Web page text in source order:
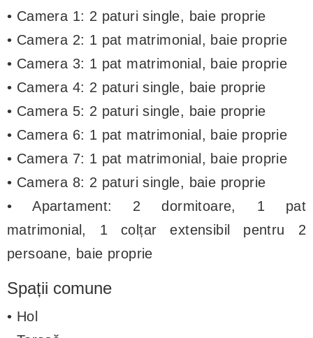
• Camera 1: 2 paturi single, baie proprie
• Camera 2: 1 pat matrimonial, baie proprie
• Camera 3: 1 pat matrimonial, baie proprie
• Camera 4: 2 paturi single, baie proprie
• Camera 5: 2 paturi single, baie proprie
• Camera 6: 1 pat matrimonial, baie proprie
• Camera 7: 1 pat matrimonial, baie proprie
• Camera 8: 2 paturi single, baie proprie
• Apartament: 2 dormitoare, 1 pat
matrimonial, 1 colțar extensibil pentru 2
persoane, baie proprie
Spații comune
• Hol